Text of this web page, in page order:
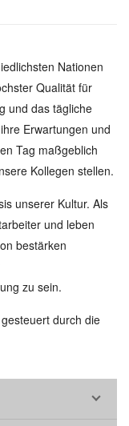
Nationen
Qualität für
und das tägliche
Erwartungen und
Tag maßgeblich
Kollegen stellen.
unserer Kultur. Als
und leben
bestärken
zu sein.
durch die